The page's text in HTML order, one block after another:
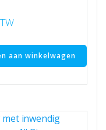
aan winkelwagen